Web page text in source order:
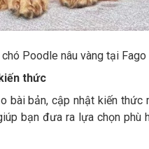
Poodle nâu vàng tại
thức
bản, cập nhật kiến thức
bạn đưa ra lựa chọn phù